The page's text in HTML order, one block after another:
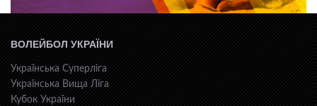
ВОЛЕЙБОЛ УКРАЇНИ
Українська Суперліга
Українська Вища Ліга
Кубок України